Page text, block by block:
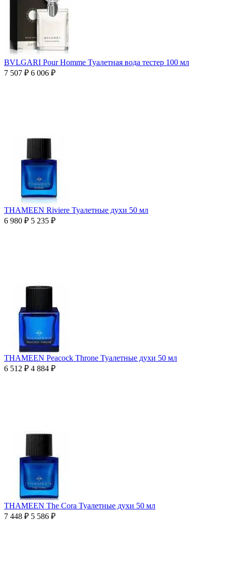
BVLGARI Pour Homme Туалетная вода тестер 100 мл
7 507 ₽ 6 006 ₽
THAMEEN Riviere Туалетные духи 50 мл
6 980 ₽ 5 235 ₽
THAMEEN Peacock Throne Туалетные духи 50 мл
6 512 ₽ 4 884 ₽
THAMEEN The Cora Туалетные духи 50 мл
7 448 ₽ 5 586 ₽